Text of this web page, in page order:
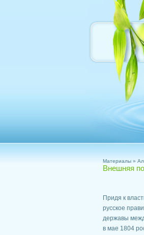
Материалы »
Внешняя
Придя к
русское
державы
в мае 1804